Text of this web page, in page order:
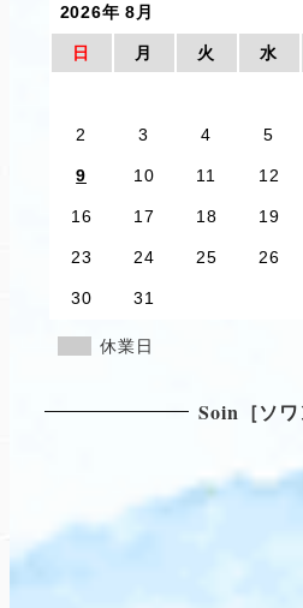
2026年 8月
日 月 火 水
2 3 4 5
9 10 11 12
16 17 18 19
23 24 25 26
30 31
休業日
Soin［ソワ